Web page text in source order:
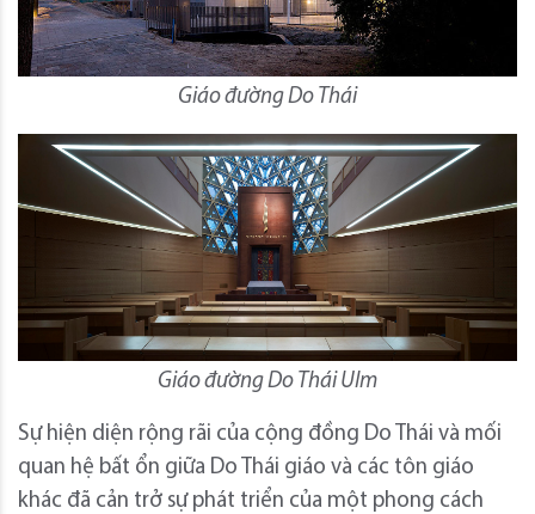
Giáo đường Do Thái
Giáo đường Do Thái Ulm
Sự hiện diện rộng rãi của cộng đồng Do Thái và mối
quan hệ bất ổn giữa Do Thái giáo và các tôn giáo
khác đã cản trở sự phát triển của một phong cách